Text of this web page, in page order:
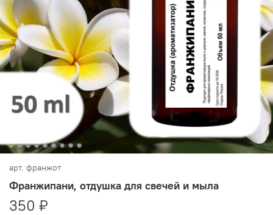
арт. франжот
Франжипани, отдушка для свечей и мыла
350 ₽